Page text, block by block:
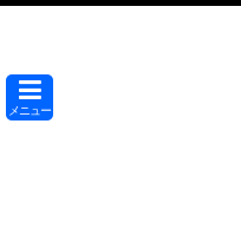
メニュー